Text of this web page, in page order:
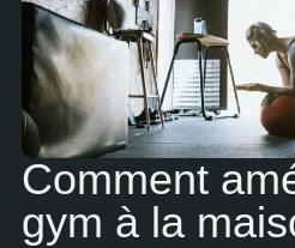
Comment
gym à la